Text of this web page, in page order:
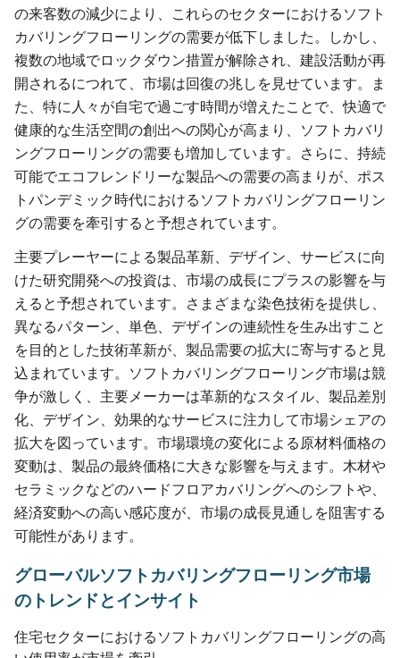
の来客数の減少により、これらのセクターにおけるソフト
カバリングフローリングの需要が低下しました。しかし、
複数の地域でロックダウン措置が解除され、建設活動が再
開されるにつれて、市場は回復の兆しを見せています。ま
た、特に人々が自宅で過ごす時間が増えたことで、快適で
健康的な生活空間の創出への関心が高まり、ソフトカバリ
ングフローリングの需要も増加しています。さらに、持続
可能でエコフレンドリーな製品への需要の高まりが、ポス
トパンデミック時代におけるソフトカバリングフローリン
グの需要を牽引すると予想されています。
主要プレーヤーによる製品革新、デザイン、サービスに向
けた研究開発への投資は、市場の成長にプラスの影響を与
えると予想されています。さまざまな染色技術を提供し、
異なるパターン、単色、デザインの連続性を生み出すこと
を目的とした技術革新が、製品需要の拡大に寄与すると見
込まれています。ソフトカバリングフローリング市場は競
争が激しく、主要メーカーは革新的なスタイル、製品差別
化、デザイン、効果的なサービスに注力して市場シェアの
拡大を図っています。市場環境の変化による原材料価格の
変動は、製品の最終価格に大きな影響を与えます。木材や
セラミックなどのハードフロアカバリングへのシフトや、
経済変動への高い感応度が、市場の成長見通しを阻害する
可能性があります。
グローバルソフトカバリングフローリング市場
のトレンドとインサイト
住宅セクターにおけるソフトカバリングフローリングの高